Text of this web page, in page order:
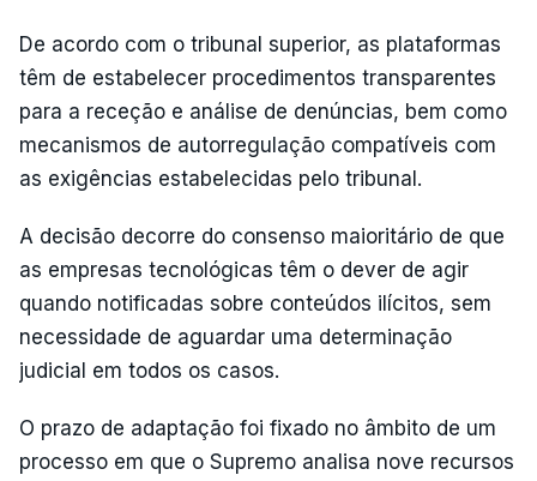
De acordo com o tribunal superior, as plataformas
têm de estabelecer procedimentos transparentes
para a receção e análise de denúncias, bem como
mecanismos de autorregulação compatíveis com
as exigências estabelecidas pelo tribunal.
A decisão decorre do consenso maioritário de que
as empresas tecnológicas têm o dever de agir
quando notificadas sobre conteúdos ilícitos, sem
necessidade de aguardar uma determinação
judicial em todos os casos.
O prazo de adaptação foi fixado no âmbito de um
processo em que o Supremo analisa nove recursos